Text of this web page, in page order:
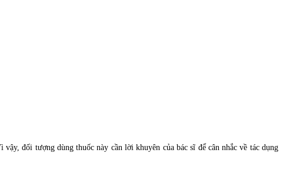
đối tượng dùng thuốc này cần lời khuyên của bác sĩ để cân nhắc về tác dụng